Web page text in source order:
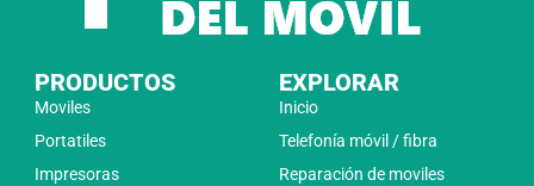
PRODUCTOS
Moviles
Portatiles
Impresoras
EXPLORAR
Inicio
Telefonía móvil / fibra
Reparación de moviles